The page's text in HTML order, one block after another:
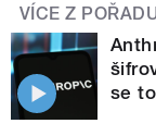
VÍCE Z
se